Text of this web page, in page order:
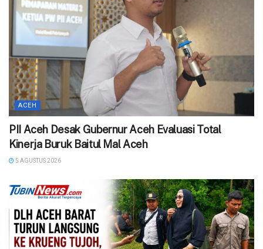
ACEH
‎PII Aceh Desak Gubernur Aceh Evaluasi Total
Kinerja Buruk Baitul Mal Aceh
5 AGUSTUS 2026